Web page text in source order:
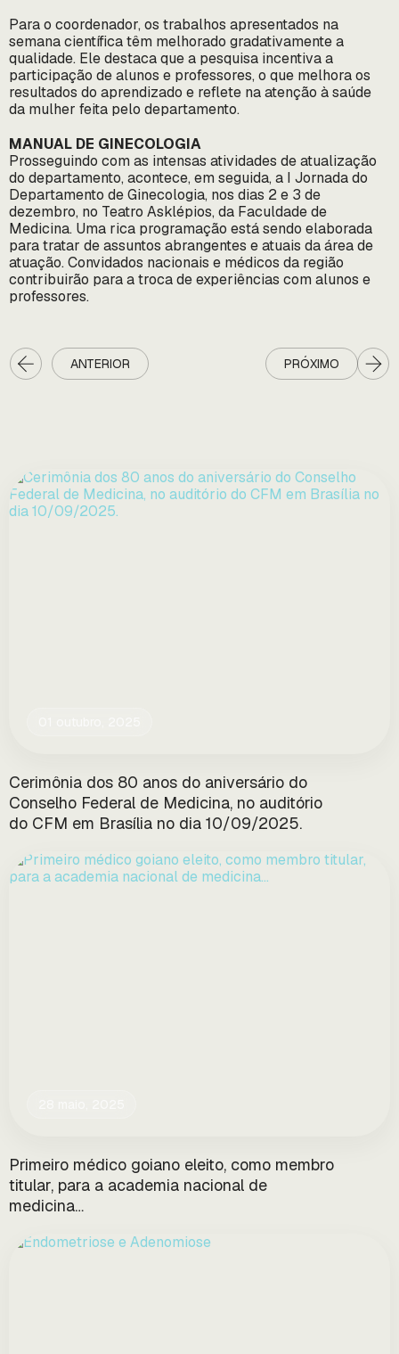
Para o coordenador, os trabalhos apresentados na
semana científica têm melhorado gradativamente a
qualidade. Ele destaca que a pesquisa incentiva a
participação de alunos e professores, o que melhora os
resultados do aprendizado e reflete na atenção à saúde
da mulher feita pelo departamento.
MANUAL DE GINECOLOGIA
Prosseguindo com as intensas atividades de atualização
do departamento, acontece, em seguida, a I Jornada do
Departamento de Ginecologia, nos dias 2 e 3 de
dezembro, no Teatro Asklépios, da Faculdade de
Medicina. Uma rica programação está sendo elaborada
para tratar de assuntos abrangentes e atuais da área de
atuação. Convidados nacionais e médicos da região
contribuirão para a troca de experiências com alunos e
professores.
ANTERIOR PRÓXIMO
Cerimônia dos 80 anos do aniversário do
Conselho Federal de Medicina, no auditório
do CFM em Brasília no dia 10/09/2025.
Primeiro médico goiano eleito, como membro
titular, para a academia nacional de
medicina…